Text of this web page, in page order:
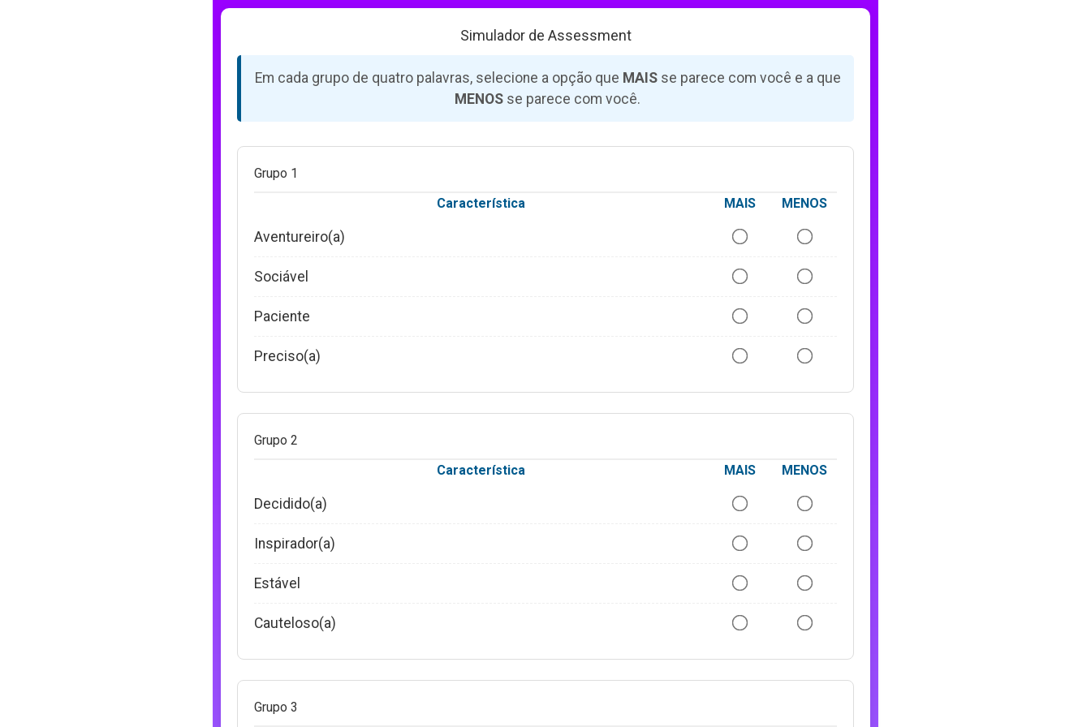
Simulador de Assessment
Em cada grupo de quatro palavras, selecione a opção que MAISse parece com você e a que
MENOS se parece com você.
Grupo 1
Característica
MAIS MENOS
Aventureiro(a)
Sociável
Paciente
Preciso(a)
Grupo 2
Característica
MAIS MENOS
Decidido(a)
Inspirador(a)
Estável
Cauteloso(a)
Grupo 3